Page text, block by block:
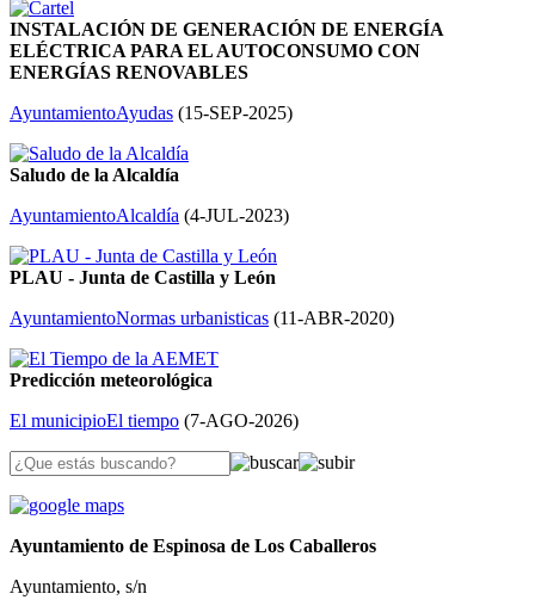
INSTALACIÓN DE GENERACIÓN DE ENERGÍA
ELÉCTRICA PARA EL AUTOCONSUMO CON
ENERGÍAS RENOVABLES
AyuntamientoAyudas (15-SEP-2025)
Saludo de la Alcaldía
AyuntamientoAlcaldía (4-JUL-2023)
PLAU - Junta de Castilla y León
AyuntamientoNormas urbanisticas (11-ABR-2020)
Predicción meteorológica
El municipioEl tiempo (7-AGO-2026)
Ayuntamiento de Espinosa de Los Caballeros
Ayuntamiento, s/n